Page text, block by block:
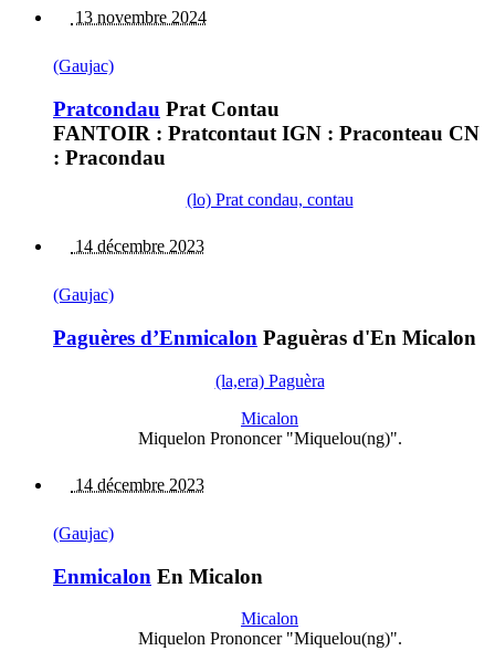
13 novembre 2024
(Gaujac)
Pratcondau Prat Contau
FANTOIR : Pratcontaut IGN : Praconteau CN
: Pracondau
(lo) Prat condau, contau
14 décembre 2023
(Gaujac)
Paguères d’Enmicalon Paguèras d'En Micalon
(la,era) Paguèra
Micalon
Miquelon Prononcer "Miquelou(ng)".
14 décembre 2023
(Gaujac)
Enmicalon En Micalon
Micalon
Miquelon Prononcer "Miquelou(ng)".